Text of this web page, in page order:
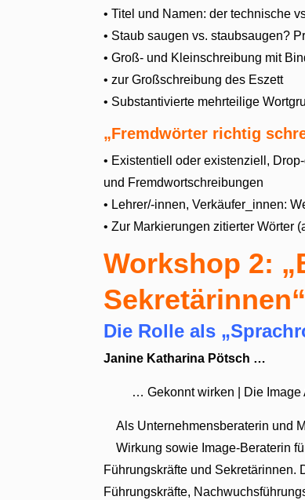
• Titel und Namen: der technische
• Staub saugen vs. staubsaugen?
• Groß- und Kleinschreibung mit
• zur Großschreibung des Eszett
• Substantivierte mehrteilige
„Fremdwörter richtig
• Existentiell oder existenziell,
und Fremdwortschreibungen
• Lehrer/-innen, Verkäufer_innen:
• Zur Markierungen zitierter Wörter
Workshop 2:
Sekretärinnen“
Die Rolle als
Janine Katharina Pötsch …
… Gekonnt wirken | Die Image
Als Unternehmensberaterin und
Wirkung sowie Image-Beraterin
Führungskräfte und Sekretärinnen.
Führungskräfte,